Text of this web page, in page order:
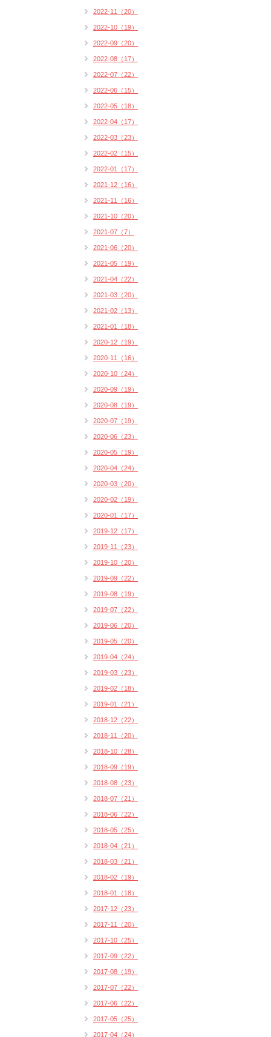
2022-11（20）
2022-10（19）
2022-09（20）
2022-08（17）
2022-07（22）
2022-06（15）
2022-05（18）
2022-04（17）
2022-03（23）
2022-02（15）
2022-01（17）
2021-12（16）
2021-11（16）
2021-10（20）
2021-07（7）
2021-06（20）
2021-05（19）
2021-04（22）
2021-03（20）
2021-02（13）
2021-01（18）
2020-12（19）
2020-11（16）
2020-10（24）
2020-09（19）
2020-08（19）
2020-07（19）
2020-06（23）
2020-05（19）
2020-04（24）
2020-03（20）
2020-02（19）
2020-01（17）
2019-12（17）
2019-11（23）
2019-10（20）
2019-09（22）
2019-08（19）
2019-07（22）
2019-06（20）
2019-05（20）
2019-04（24）
2019-03（23）
2019-02（18）
2019-01（21）
2018-12（22）
2018-11（20）
2018-10（28）
2018-09（19）
2018-08（23）
2018-07（21）
2018-06（22）
2018-05（25）
2018-04（21）
2018-03（21）
2018-02（19）
2018-01（18）
2017-12（23）
2017-11（20）
2017-10（25）
2017-09（22）
2017-08（19）
2017-07（22）
2017-06（22）
2017-05（25）
2017-04（24）